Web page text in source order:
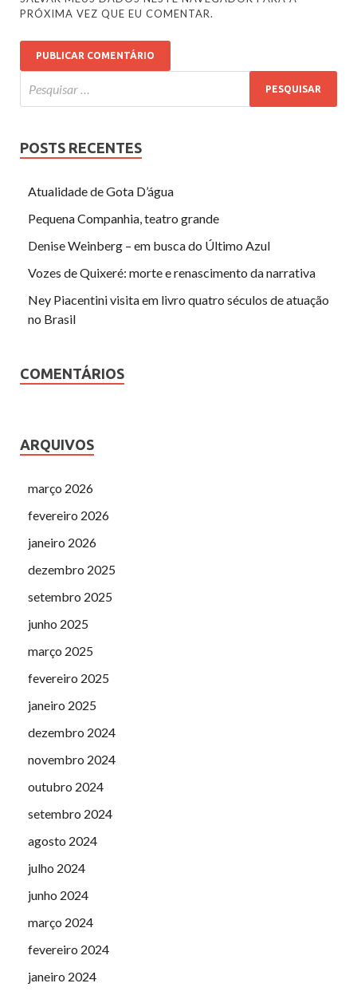
PRÓXIMA VEZ QUE EU COMENTAR.
POSTS RECENTES
Atualidade de Gota D’água
Pequena Companhia, teatro grande
Denise Weinberg – em busca do Último Azul
Vozes de Quixeré: morte e renascimento da narrativa
Ney Piacentini visita em livro quatro séculos de atuação
no Brasil
COMENTÁRIOS
ARQUIVOS
março 2026
fevereiro 2026
janeiro 2026
dezembro 2025
setembro 2025
junho 2025
março 2025
fevereiro 2025
janeiro 2025
dezembro 2024
novembro 2024
outubro 2024
setembro 2024
agosto 2024
julho 2024
junho 2024
março 2024
fevereiro 2024
janeiro 2024